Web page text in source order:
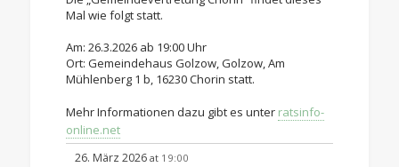
Mal wie folgt statt.
Am: 26.3.2026 ab 19:00 Uhr
Ort: Gemeindehaus Golzow, Golzow, Am
Mühlenberg 1 b, 16230 Chorin statt.
Mehr Informationen dazu gibt es unter ratsinfo-
online.net
26. März 2026 at 19:00